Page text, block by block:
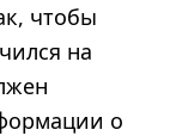
чтобы
на
о